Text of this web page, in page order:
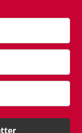
štednje